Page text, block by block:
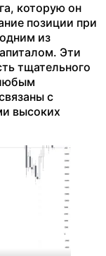
которую он
позиции при
из
Эти
тщательного
с
высоких